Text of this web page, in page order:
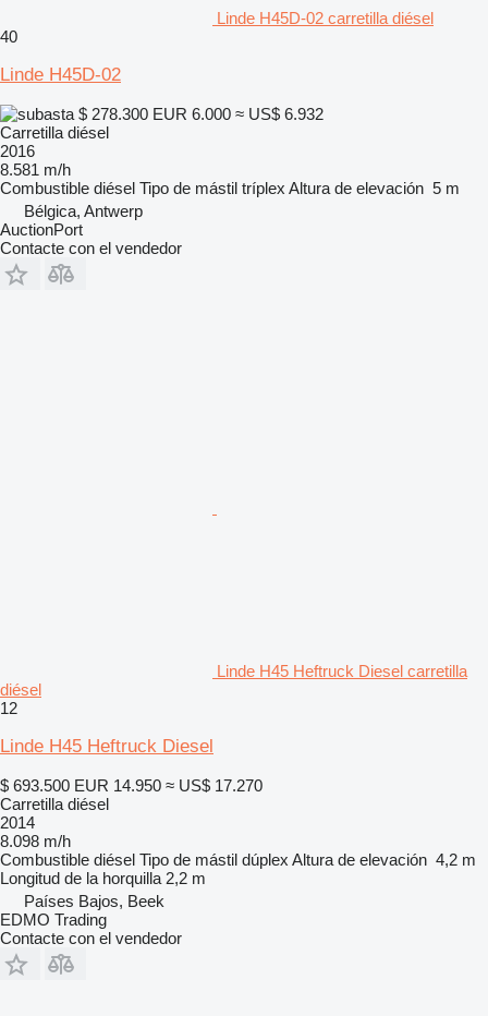
Linde H45D-02 carretilla diésel
40
Linde H45D-02
$ 278.300 EUR 6.000 ≈ US$ 6.932
Carretilla diésel
2016
8.581 m/h
Combustible diésel Tipo de mástil tríplex Altura de elevación 5 m
Bélgica, Antwerp
AuctionPort
Contacte con el vendedor
Linde H45 Heftruck Diesel carretilla
diésel
12
Linde H45 Heftruck Diesel
$ 693.500 EUR 14.950 ≈ US$ 17.270
Carretilla diésel
2014
8.098 m/h
Combustible diésel Tipo de mástil dúplex Altura de elevación 4,2 m
Longitud de la horquilla 2,2 m
Países Bajos, Beek
EDMO Trading
Contacte con el vendedor